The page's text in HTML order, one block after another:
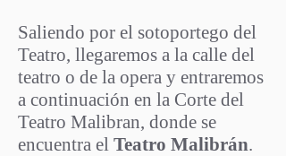
Saliendo por el sotoportego del
Teatro, llegaremos a la calle del
teatro o de la opera y entraremos
a continuación en la Corte del
Teatro Malibran, donde se
encuentra el Teatro Malibrán.